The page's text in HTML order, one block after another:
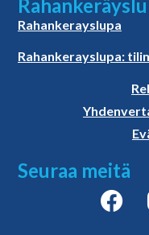
Rahankerayslupa
Rahankerayslupa:
Seuraa meitä